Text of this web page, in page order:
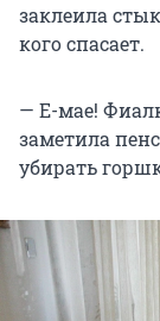
заклеила
кого спасает.
— Е-мае!
заметила
убирать